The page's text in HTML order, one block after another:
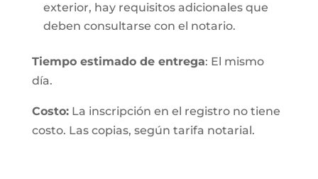
exterior, hay requisitos adicionales que
deben consultarse con el notario.
Tiempo estimado de entrega: El mismo
día.
Costo:La inscripción en el registro no tiene
costo. Las copias, según tarifa notarial.